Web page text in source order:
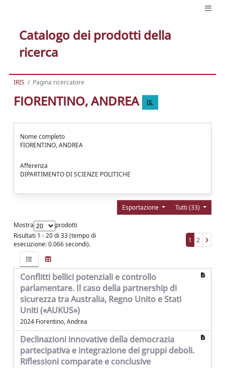
Catalogo dei prodotti della
ricerca
IRIS Pagina ricercatore
FIORENTINO, ANDREA
Nome completo
FIORENTINO, ANDREA
Afferenza
DIPARTIMENTO DI SCIENZE POLITICHE
Tutti (33)
Esportazione
Mostra
prodotti
Risultati 1 - 20 di 33 (tempo di
esecuzione: 0.066 secondi).
1 2
Conflitti bellici potenziali e controllo
parlamentare. Il caso della partnership di
sicurezza tra Australia, Regno Unito e Stati
Uniti («AUKUS»)
2024 Fiorentino, Andrea
Declinazioni innovative della democrazia
partecipativa e integrazione dei gruppi deboli.
Riflessioni comparate e conclusive